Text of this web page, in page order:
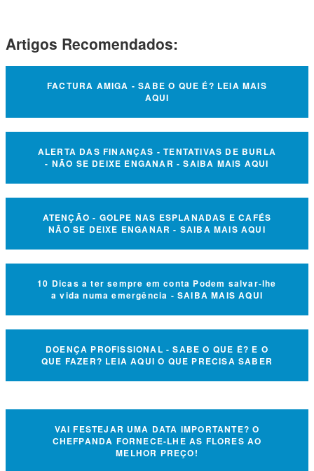
Artigos Recomendados:
FACTURA AMIGA - SABE O QUE É? LEIA MAIS
AQUI
ALERTA DAS FINANÇAS - TENTATIVAS DE BURLA
- NÃO SE DEIXE ENGANAR - SAIBA MAIS AQUI
ATENÇÃO - GOLPE NAS ESPLANADAS E CAFÉS
NÃO SE DEIXE ENGANAR - SAIBA MAIS AQUI
10 Dicas a ter sempre em conta Podem salvar-lhe
a vida numa emergência - SAIBA MAIS AQUI
DOENÇA PROFISSIONAL - SABE O QUE É? E O
QUE FAZER? LEIA AQUI O QUE PRECISA SABER
VAI FESTEJAR UMA DATA IMPORTANTE? O
CHEFPANDA FORNECE-LHE AS FLORES AO
MELHOR PREÇO!